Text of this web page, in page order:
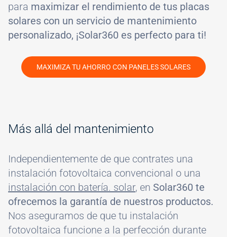
para maximizar el rendimiento de tus placas
solares con un servicio de mantenimiento
personalizado, ¡Solar360 es perfecto para ti!
MAXIMIZA TU AHORRO CON PANELES SOLARES
#
Más allá del mantenimiento
Independientemente de que contrates una
instalación fotovoltaica convencional o una
instalación con batería. solar, en Solar360 te
ofrecemos la garantía de nuestros productos.
Nos aseguramos de que tu instalación
fotovoltaica funcione a la perfección durante